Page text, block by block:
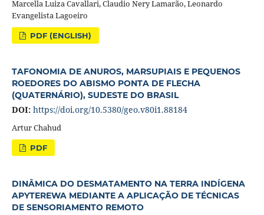
Marcella Luiza Cavallari, Claudio Nery Lamarão, Leonardo
Evangelista Lagoeiro
PDF (ENGLISH)
TAFONOMIA DE ANUROS, MARSUPIAIS E PEQUENOS
ROEDORES DO ABISMO PONTA DE FLECHA
(QUATERNÁRIO), SUDESTE DO BRASIL
DOI: https://doi.org/10.5380/geo.v80i1.88184
Artur Chahud
PDF
DINÂMICA DO DESMATAMENTO NA TERRA INDÍGENA
APYTEREWA MEDIANTE A APLICAÇÃO DE TÉCNICAS
DE SENSORIAMENTO REMOTO